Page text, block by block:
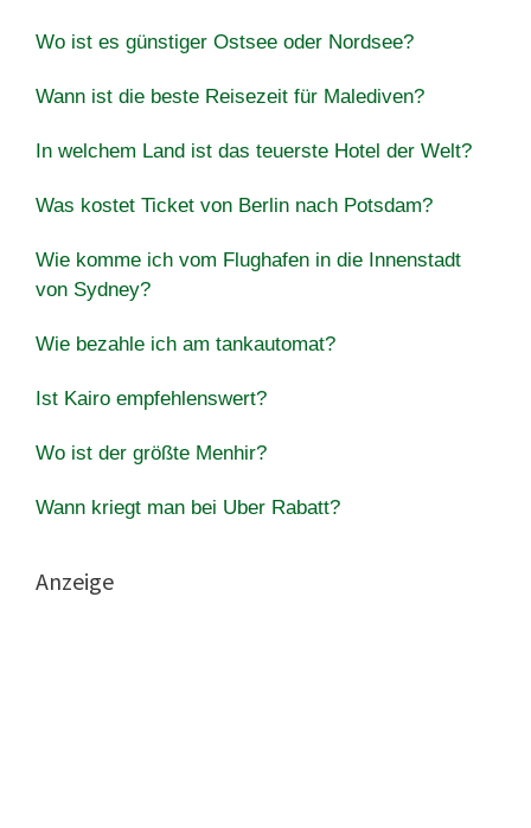
Wo ist es günstiger Ostsee oder Nordsee?
Wann ist die beste Reisezeit für Malediven?
In welchem Land ist das teuerste Hotel der Welt?
Was kostet Ticket von Berlin nach Potsdam?
Wie komme ich vom Flughafen in die Innenstadt
von Sydney?
Wie bezahle ich am tankautomat?
Ist Kairo empfehlenswert?
Wo ist der größte Menhir?
Wann kriegt man bei Uber Rabatt?
Anzeige